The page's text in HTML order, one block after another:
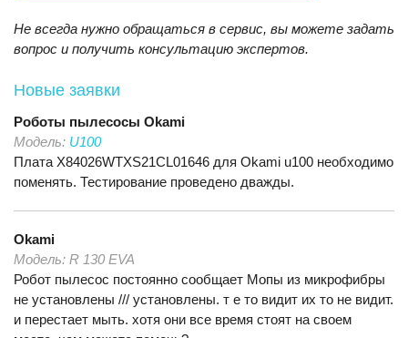
Не всегда нужно обращаться в сервис, вы можете задать
вопрос и получить консультацию экспертов.
Новые заявки
Роботы пылесосы Okami
Модель: U100
Плата X84026WTXS21CL01646 для Okami u100 необходимо
поменять. Тестирование проведено дважды.
Okami
Модель: R 130 EVA
Робот пылесос постоянно сообщает Мопы из микрофибры
не установлены /// установлены. т е то видит их то не видит.
и перестает мыть. хотя они все время стоят на своем